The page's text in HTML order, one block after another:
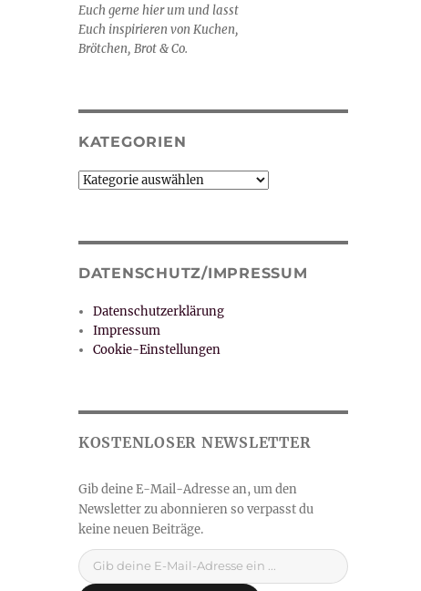
Euch gerne hier um und lasst
Euch inspirieren von Kuchen,
Brötchen, Brot & Co.
KATEGORIEN
Kategorien
DATENSCHUTZ/IMPRESSUM
Datenschutzerklärung
Impressum
Cookie-Einstellungen
Gib deine E-Mail-Adresse ein ...